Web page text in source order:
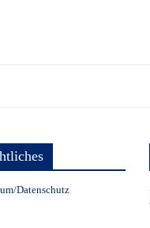
Datenschutz